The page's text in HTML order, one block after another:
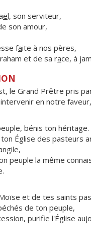
ël, son serviteur,
son amour,
faite à nos pères,
et de sa race, à
le Grand Prêtre pris
en notre
bénis ton héritage.
Église des pasteurs
peuple la même
et de tes saints
de ton peuple,
purifie l'Église